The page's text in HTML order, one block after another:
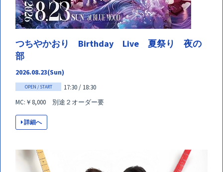
つちやかおり Birthday Live 夏祭り 夜の
部
2026.08.23(Sun)
OPEN / START
17:30 / 18:30
MC:￥8,000 別途２オーダー要
詳細へ